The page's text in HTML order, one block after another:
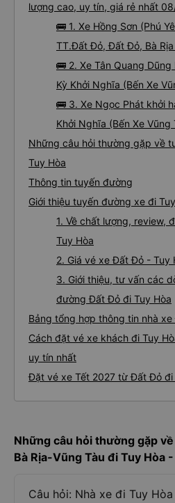
lượng cao, uy tín, giá rẻ nhất
🚌 1. Xe Hồng Sơn (Phú
TT.Đất Đỏ, Đất Đỏ, Bà Rịa
🚌 2. Xe Tân Quang
Kỳ Khởi Nghĩa (Bến Xe
🚌 3. Xe Ngọc Phát khởi
Khởi Nghĩa (Bến Xe Vũng
Những câu hỏi thường gặp về
Tuy Hòa
Thông tin tuyến đường
Giới thiệu tuyến đường xe đi
1. Về chất lượng, review,
Tuy Hòa
2. Giá vé xe Đất Đỏ - Tuy
3. Giới thiệu, tư vấn các
đường Đất Đỏ đi Tuy Hòa
Bảng tổng hợp thông tin nhà
Cách đặt vé xe khách đi Tuy
uy tín nhất
Đặt vé xe Tết 2027 từ Đất Đỏ đi
Những câu hỏi thường gặp
Bà Rịa-Vũng Tàu đi Tuy Hòa
Câu hỏi: Nhà xe đi Tuy